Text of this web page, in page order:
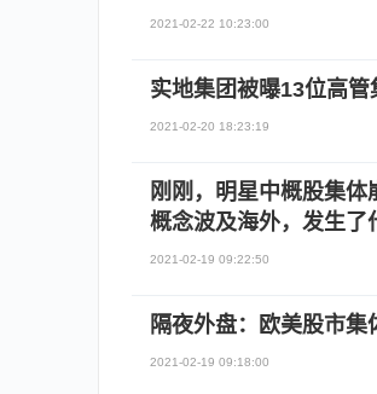
2021-02-22 10:23:00
实地集团被曝13位高管
2021-02-20 18:23:19
刚刚，明星中概股集
概念波及海外，发生了
2021-02-19 09:22:50
隔夜外盘：欧美股市
2021-02-19 09:18:00